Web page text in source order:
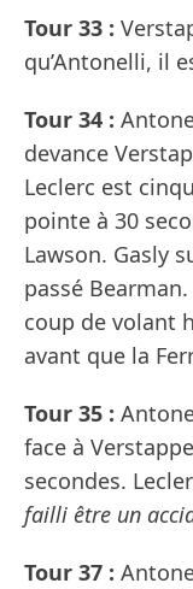
Tour 33 :
qu’Antonelli, il
Tour 34 :
devance
Leclerc est
pointe à 30
Lawson. Gasly
passé
coup de volant
avant que la
Tour 35 :
face à
secondes.
failli être un
Tour 37 :